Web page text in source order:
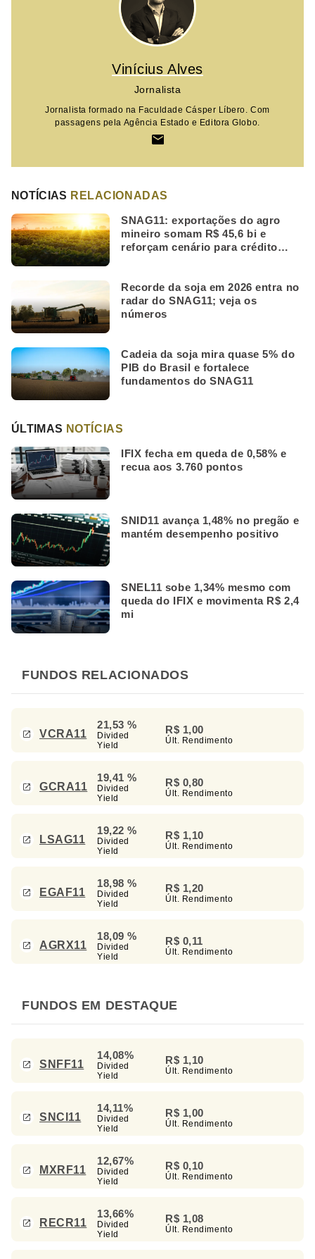
Vinícius Alves
Jornalista
Jornalista formado na Faculdade Cásper Líbero. Com
passagens pela Agência Estado e Editora Globo.
NOTÍCIAS RELACIONADAS
SNAG11: exportações do agro
mineiro somam R$ 45,6 bi e
reforçam cenário para crédito
Recorde da soja em 2026 entra no
radar do SNAG11; veja os
números
Cadeia da soja mira quase 5% do
PIB do Brasil e fortalece
fundamentos do SNAG11
ÚLTIMAS NOTÍCIAS
IFIX fecha em queda de 0,58% e
recua aos 3.760 pontos
SNID11 avança 1,48% no pregão e
mantém desempenho positivo
SNEL11 sobe 1,34% mesmo com
queda do IFIX e movimenta R$ 2,4
mi
FUNDOS RELACIONADOS
VCRA11
21,53 %
Divided
Yield
R$ 1,00
Últ. Rendimento
GCRA11
19,41 %
Divided
Yield
R$ 0,80
Últ. Rendimento
LSAG11
19,22 %
Divided
Yield
R$ 1,10
Últ. Rendimento
EGAF11
18,98 %
Divided
Yield
R$ 1,20
Últ. Rendimento
AGRX11
18,09 %
Divided
Yield
R$ 0,11
Últ. Rendimento
FUNDOS EM DESTAQUE
SNFF11
14,08%
Divided
Yield
R$ 1,10
Últ. Rendimento
SNCI11
14,11%
Divided
Yield
R$ 1,00
Últ. Rendimento
MXRF11
12,67%
Divided
Yield
R$ 0,10
Últ. Rendimento
RECR11
13,66%
Divided
Yield
R$ 1,08
Últ. Rendimento